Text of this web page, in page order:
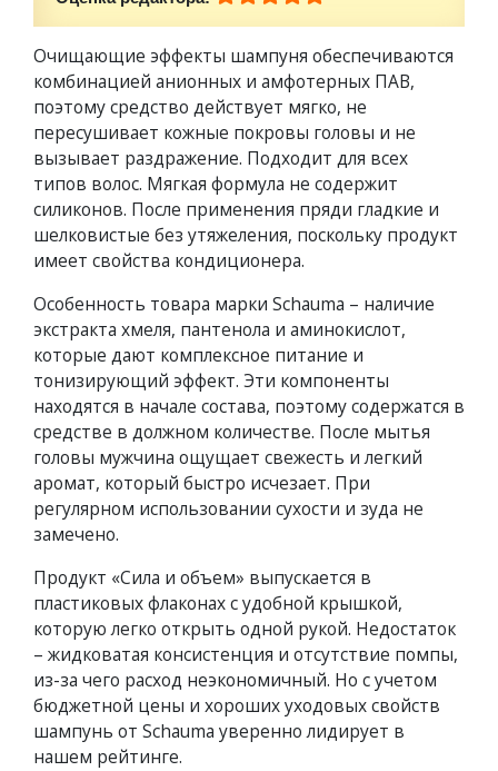
Очищающие эффекты шампуня обеспечиваются
комбинацией анионных и амфотерных ПАВ,
поэтому средство действует мягко, не
пересушивает кожные покровы головы и не
вызывает раздражение. Подходит для всех
типов волос. Мягкая формула не содержит
силиконов. После применения пряди гладкие и
шелковистые без утяжеления, поскольку продукт
имеет свойства кондиционера.
Особенность товара марки Schauma – наличие
экстракта хмеля, пантенола и аминокислот,
которые дают комплексное питание и
тонизирующий эффект. Эти компоненты
находятся в начале состава, поэтому содержатся в
средстве в должном количестве. После мытья
головы мужчина ощущает свежесть и легкий
аромат, который быстро исчезает. При
регулярном использовании сухости и зуда не
замечено.
Продукт «Сила и объем» выпускается в
пластиковых флаконах с удобной крышкой,
которую легко открыть одной рукой. Недостаток
– жидковатая консистенция и отсутствие помпы,
из-за чего расход неэкономичный. Но с учетом
бюджетной цены и хороших уходовых свойств
шампунь от Schauma уверенно лидирует в
нашем рейтинге.